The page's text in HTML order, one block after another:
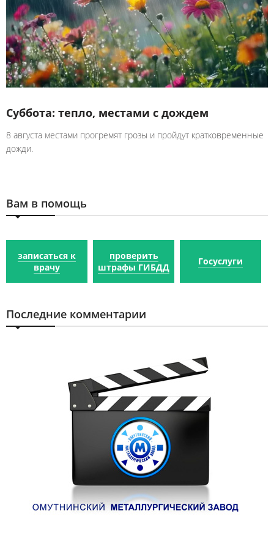
Суббота: тепло, местами с дождем
8 августа местами прогремят грозы и пройдут кратковременные
дожди.
Вам в помощь
записаться к
врачу
проверить
штрафы ГИБДД
Госуслуги
Последние комментарии